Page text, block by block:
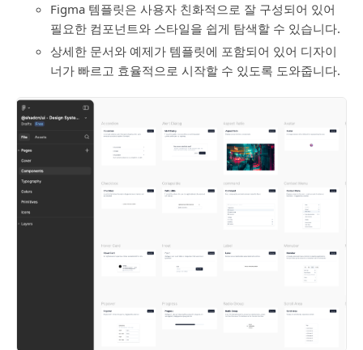
Figma 템플릿은 사용자 친화적으로 잘 구성되어 있어
필요한 컴포넌트와 스타일을 쉽게 탐색할 수 있습니다.
상세한 문서와 예제가 템플릿에 포함되어 있어 디자이
너가 빠르고 효율적으로 시작할 수 있도록 도와줍니다.